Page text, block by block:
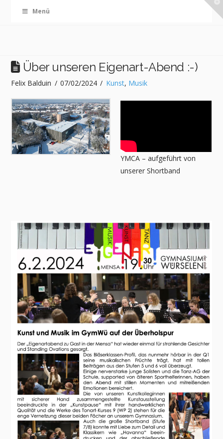
Menü
Über unseren Eigenart-Abend :-)
Felix Balduin 07/02/2024 Kunst, Musik
YMCA – aufgeführt von
unserer Shortband